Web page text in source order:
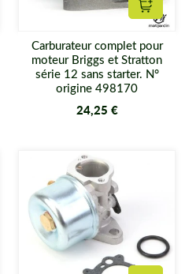
au panier
Carburateur complet pour
moteur Briggs et Stratton
série 12 sans starter. N°
origine 498170
24,25 €